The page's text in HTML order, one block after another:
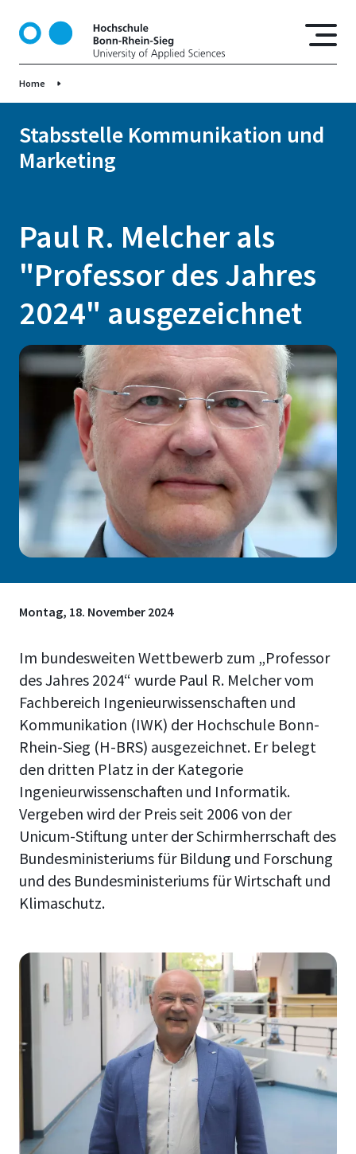
t
Home
Stabsstelle Kommunikation und
Marketing
Paul R. Melcher als
"Professor des Jahres
2024" ausgezeichnet
Montag, 18. November 2024
Im bundesweiten Wettbewerb zum „Professor
des Jahres 2024“ wurde Paul R. Melcher vom
Fachbereich Ingenieurwissenschaften und
Kommunikation (IWK) der Hochschule Bonn-
Rhein-Sieg (H-BRS) ausgezeichnet. Er belegt
den dritten Platz in der Kategorie
Ingenieurwissenschaften und Informatik.
Vergeben wird der Preis seit 2006 von der
Unicum-Stiftung unter der Schirmherrschaft des
Bundesministeriums für Bildung und Forschung
und des Bundesministeriums für Wirtschaft und
Klimaschutz.